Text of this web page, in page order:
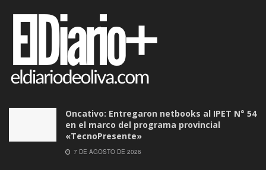
Oncativo: Entregaron netbooks al IPET N° 54
en el marco del programa provincial
«TecnoPresente»
7 DE AGOSTO DE 2026